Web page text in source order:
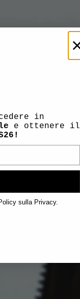
in
e ottenere il
sulla Privacy.